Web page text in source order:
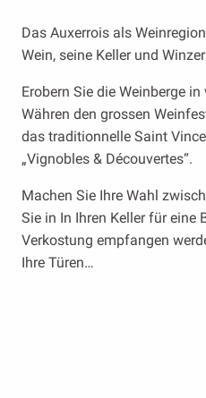
Das Auxerrois als
Wein, seine Keller und
Erobern Sie die Weinberge
Währen den grossen
das traditionnelle Saint
„Vignobles & Découvertes“.
Machen Sie Ihre Wahl
Sie in In Ihren Keller für eine
Verkostung empfangen
Ihre Türen…